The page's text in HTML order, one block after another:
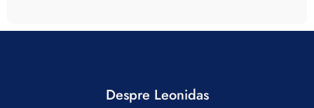
Despre Leonidas